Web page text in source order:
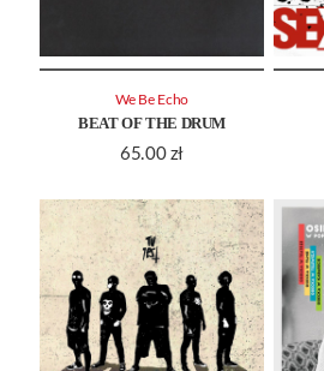
BEAT OF THE DRUM
65.00 zł
We Be Echo